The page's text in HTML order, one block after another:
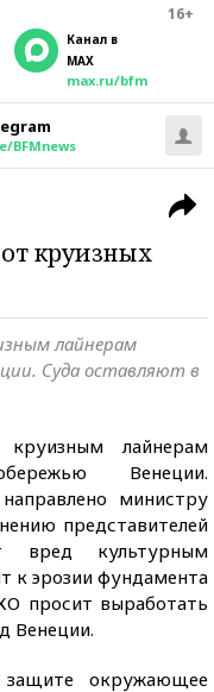
16+
Канал в
MAX
max.ru/bfm
BFMnews
круизных
лайнерам
Суда оставляют в
лайнерам
Венеции.
министру
представителей
вред культурным
к эрозии фундамента
просит выработать
Венеции.
защите окружающее